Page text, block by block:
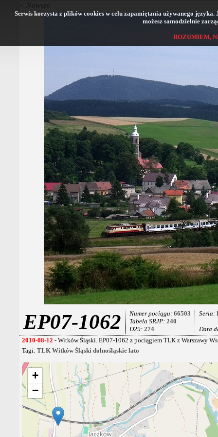
Serwis korzysta z plików cookies w celu zapamiętania używanego
możesz samodzielnie
ROZUMIEM,
EP07-1062 Numer pociągu: 66503
Tabela SRJP: 240
D29: 274
Seria:
Data
2010-08-12 - Witków Śląski. EP07-1062 z pociągiem TLK z Warszawy
Tagi: TLK Witków Śląski dolnośląskie lato
+
−